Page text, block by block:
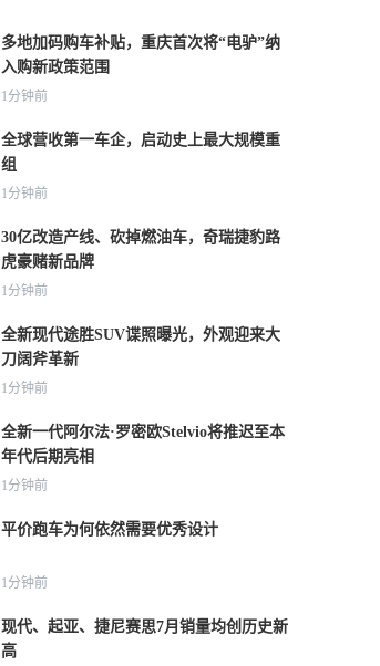
多地加码购车补贴，重庆首次将“电驴”纳
入购新政策范围
1分钟前
全球营收第一车企，启动史上最大规模重
组
1分钟前
30亿改造产线、砍掉燃油车，奇瑞捷豹路
虎豪赌新品牌
1分钟前
全新现代途胜SUV谍照曝光，外观迎来大
刀阔斧革新
1分钟前
全新一代阿尔法·罗密欧Stelvio将推迟至本
年代后期亮相
1分钟前
平价跑车为何依然需要优秀设计
1分钟前
现代、起亚、捷尼赛思7月销量均创历史新
高